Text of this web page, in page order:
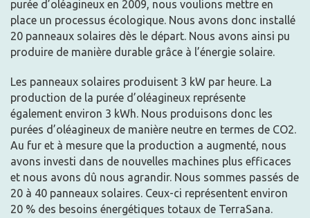
purée d’oléagineux en 2009, nous voulions mettre en
place un processus écologique. Nous avons donc installé
20 panneaux solaires dès le départ. Nous avons ainsi pu
produire de manière durable grâce à l’énergie solaire.
Les panneaux solaires produisent 3 kW par heure. La
production de la purée d’oléagineux représente
également environ 3 kWh. Nous produisons donc les
purées d’oléagineux de manière neutre en termes de CO2.
Au fur et à mesure que la production a augmenté, nous
avons investi dans de nouvelles machines plus efficaces
et nous avons dû nous agrandir. Nous sommes passés de
20 à 40 panneaux solaires. Ceux-ci représentent environ
20 % des besoins énergétiques totaux de TerraSana.